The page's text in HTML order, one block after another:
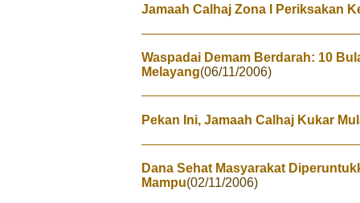
Jamaah Calhaj Zona I Periksakan
Waspadai Demam Berdarah: 10
Melayang(06/11/2006)
Pekan Ini, Jamaah Calhaj Kukar
Dana Sehat Masyarakat
Mampu(02/11/2006)